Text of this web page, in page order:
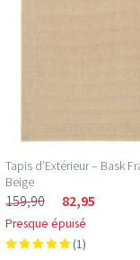
Tapis d’Extérieur – Bask
Beige
159,90 82,95
Presque épuisé
(1)